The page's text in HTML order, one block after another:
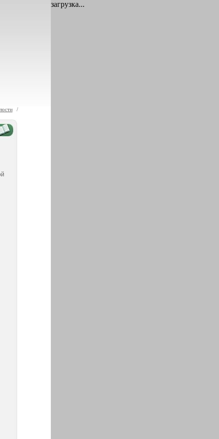
/
загрузка...